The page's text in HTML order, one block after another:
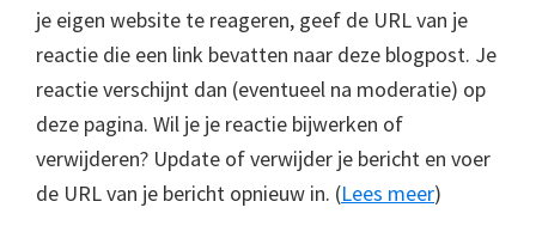
je eigen website te reageren, geef de URL van je
reactie die een link bevatten naar deze blogpost. Je
reactie verschijnt dan (eventueel na moderatie) op
deze pagina. Wil je je reactie bijwerken of
verwijderen? Update of verwijder je bericht en voer
de URL van je bericht opnieuw in. (Lees meer)